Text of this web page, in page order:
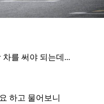
를 써야 되는데...
하고 물어보니